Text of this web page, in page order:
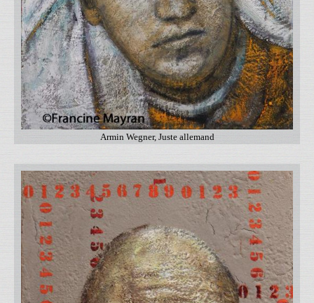
Armin Wegner, Juste allemand